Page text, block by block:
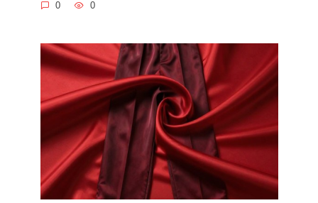
0 0